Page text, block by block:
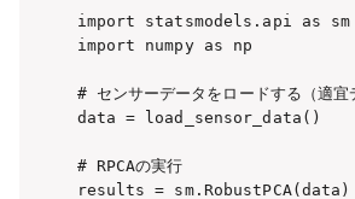
import statsmodels.api as sm
import numpy as np
# センサーデータをロードする（適宜
data = load_sensor_data()
# RPCAの実行
results = sm.RobustPCA(data)